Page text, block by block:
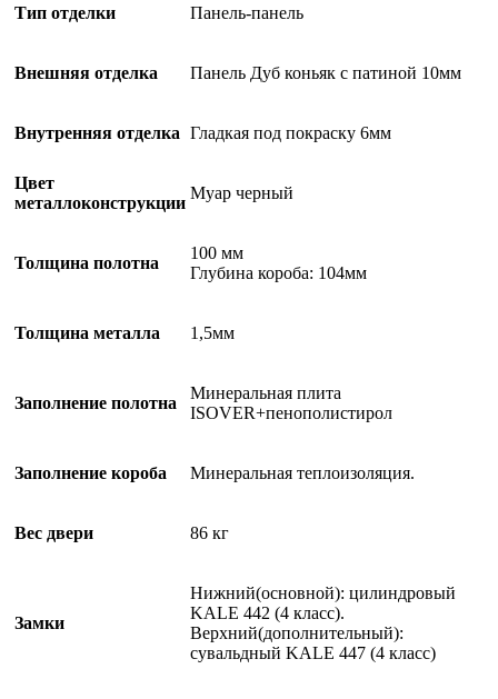
Тип отделки Панель-панель
Внешняя отделка Панель Дуб коньяк с патиной 10мм
Внутренняя отделка Гладкая под покраску 6мм
Цвет
металлоконструкции
Муар черный
Толщина полотна
100 мм
Глубина короба: 104мм
Толщина металла 1,5мм
Заполнение полотна
Минеральная плита
ISOVER+пенополистирол
Заполнение короба Минеральная теплоизоляция.
Вес двери 86 кг
Замки
Нижний(основной): цилиндровый
KALE 442 (4 класс).
Верхний(дополнительный):
сувальдный KALE 447 (4 класс)